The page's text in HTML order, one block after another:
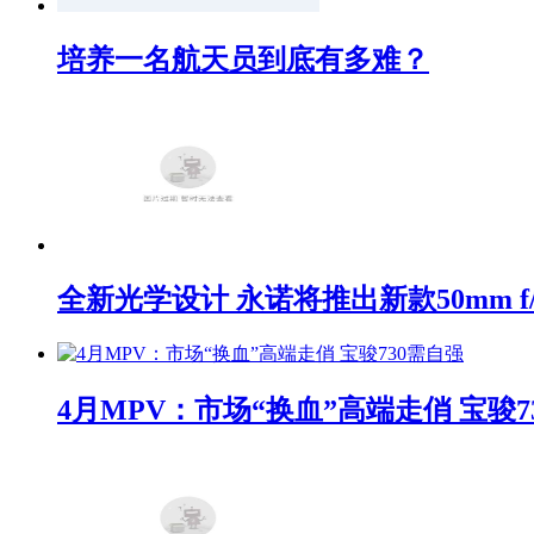
培养一名航天员到底有多难？
全新光学设计 永诺将推出新款50mm
4月MPV：市场“换血”高端走俏 宝骏